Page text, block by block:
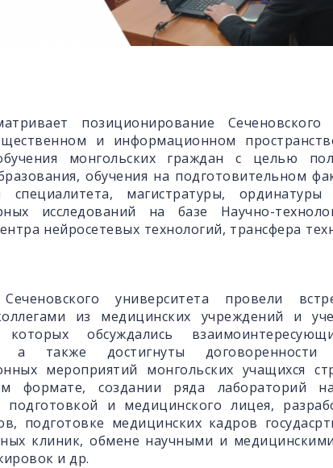
позиционирование Сеченовского
и информационном
монгольских граждан с целью
обучения на подготовительном
магистратуры,
исследований на базе Научно-
нейросетевых технологий, трансфера
Сеченовского университета провели
из медицинских учреждений и
обсуждались
а также достигнуты
мероприятий монгольских учащихся
формате, создании ряда лабораторий
и медицинского лицея,
подготовке медицинских кадров
клиник, обмене научными и
и др.